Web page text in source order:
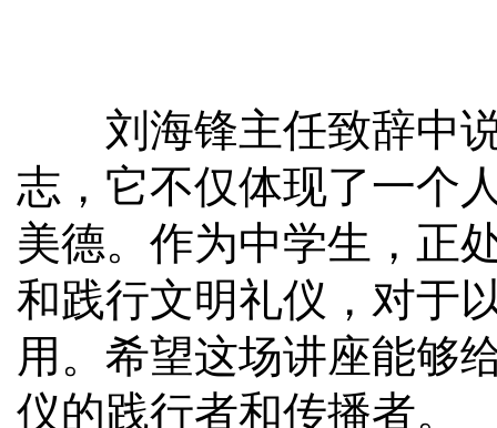
刘海锋主任致辞中说
志，它不仅体现了一个
美德。作为中学生，正
和践行文明礼仪，对于
用。希望这场讲座能够
仪的践行者和传播者。